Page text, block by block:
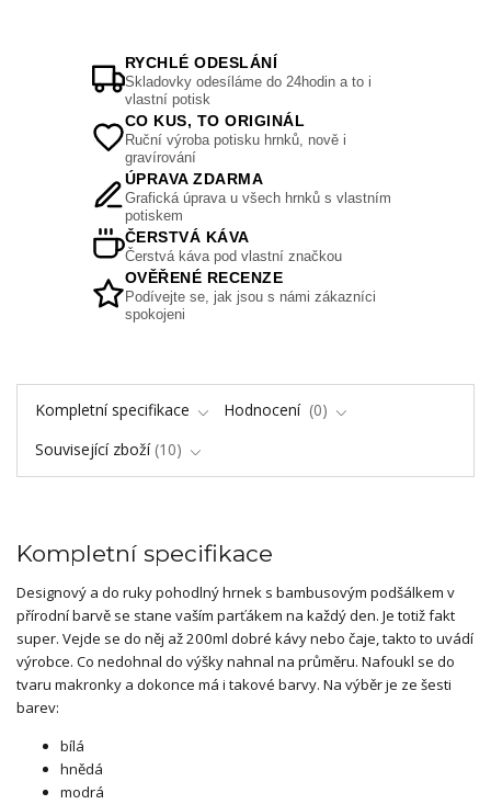
RYCHLÉ ODESLÁNÍ
Skladovky odesíláme do 24hodin a to i
vlastní potisk
CO KUS, TO ORIGINÁL
Ruční výroba potisku hrnků, nově i
gravírování
ÚPRAVA ZDARMA
Grafická úprava u všech hrnků s vlastním
potiskem
ČERSTVÁ KÁVA
Čerstvá káva pod vlastní značkou
OVĚŘENÉ RECENZE
Podívejte se, jak jsou s námi zákazníci
spokojeni
Kompletní specifikace Hodnocení
0
Související zboží 10
Kompletní specifikace
Designový a do ruky pohodlný hrnek s bambusovým podšálkem v
přírodní barvě se stane vaším parťákem na každý den. Je totiž fakt
super. Vejde se do něj až 200ml dobré kávy nebo čaje, takto to uvádí
výrobce. Co nedohnal do výšky nahnal na průměru. Nafoukl se do
tvaru makronky a dokonce má i takové barvy. Na výběr je ze šesti
barev:
bílá
hnědá
modrá